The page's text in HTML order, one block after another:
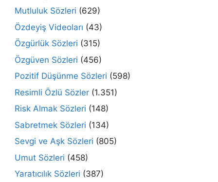
Mutluluk Sözleri (629)
Özdeyiş Videoları (43)
Özgürlük Sözleri (315)
Özgüven Sözleri (456)
Pozitif Düşünme Sözleri (598)
Resimli Özlü Sözler (1.351)
Risk Almak Sözleri (148)
Sabretmek Sözleri (134)
Sevgi ve Aşk Sözleri (805)
Umut Sözleri (458)
Yaratıcılık Sözleri (387)